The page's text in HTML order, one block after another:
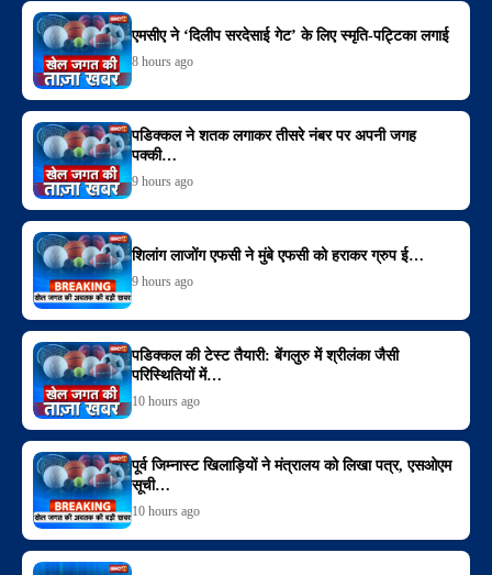
एमसीए ने ‘दिलीप सरदेसाई गेट’ के लिए स्मृति-पट्टिका लगाई
8 hours ago
पडिक्कल ने शतक लगाकर तीसरे नंबर पर अपनी जगह
पक्की…
9 hours ago
शिलांग लाजोंग एफसी ने मुंबे एफसी को हराकर ग्रुप ई…
9 hours ago
पडिक्कल की टेस्ट तैयारी: बेंगलुरु में श्रीलंका जैसी
परिस्थितियों में…
10 hours ago
पूर्व जिम्नास्ट खिलाड़ियों ने मंत्रालय को लिखा पत्र, एसओएम
सूची…
10 hours ago